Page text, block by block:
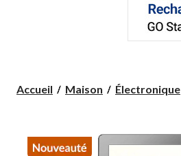
Accueil Maison Électronique